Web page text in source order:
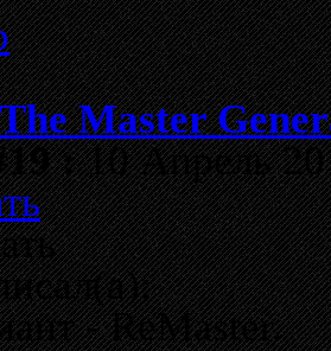
Master
:10 Апрель
- ReMaster.